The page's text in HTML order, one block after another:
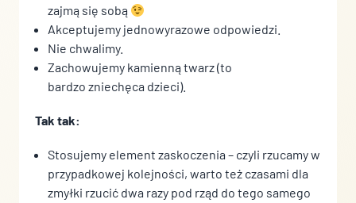
zajmą się sobą
Akceptujemy jednowyrazowe odpowiedzi.
Nie chwalimy.
Zachowujemy kamienną twarz (to
bardzo zniechęca dzieci).
Tak tak:
Stosujemy element zaskoczenia – czyli rzucamy w
przypadkowej kolejności, warto też czasami dla
zmyłki rzucić dwa razy pod rząd do tego samego